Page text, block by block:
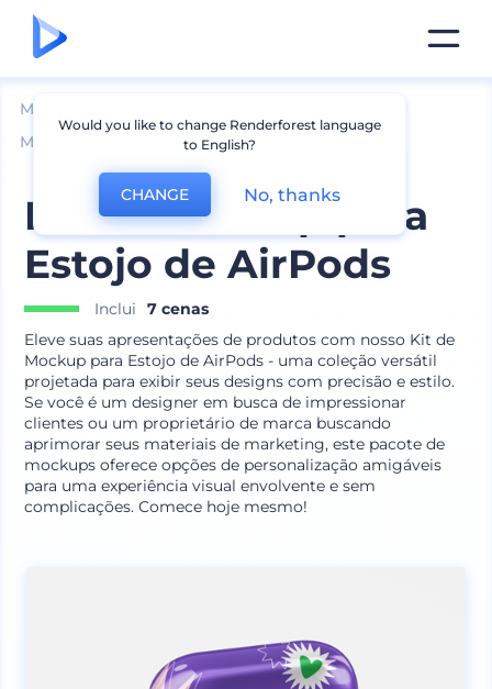
Mockups
Mockup de Acessórios para Aparelhos
Kit de Mockup para
Estojo de AirPods
Inclui
7 cenas
Eleve suas apresentações de produtos com nosso Kit de
Mockup para Estojo de AirPods - uma coleção versátil
projetada para exibir seus designs com precisão e estilo.
Se você é um designer em busca de impressionar
clientes ou um proprietário de marca buscando
aprimorar seus materiais de marketing, este pacote de
mockups oferece opções de personalização amigáveis
para uma experiência visual envolvente e sem
complicações. Comece hoje mesmo!
Would you like to change Renderforest language
to English?
CHANGE No, thanks